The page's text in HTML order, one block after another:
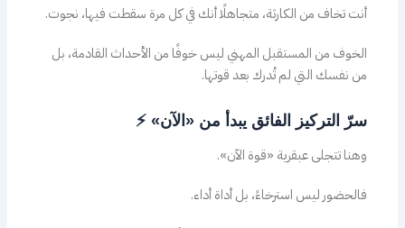
أنت تخاف من الكارثة، متجاهلًا أنك في كل مرة سقطت فيها، نجوت.
الخوف من المستقبل المهني ليس خوفًا من الأحداث القادمة، بل
من نفسك التي لم تُدرك بعد قوتها.
سرّ التركيز الفائق يبدأ من «الآن» ⚡
وهنا تتجلى عبقرية «قوة الآن».
فالحضور ليس استرخاءً، بل أداة أداء.